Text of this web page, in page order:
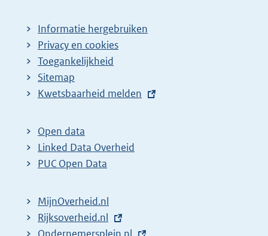
Informatie hergebruiken
Privacy en cookies
Toegankelijkheid
Sitemap
E
t
e
r
l
i
Kwetsbaarheid melden
Open data
Linked Data Overheid
PUC Open Data
MijnOverheid.nl
E
x
Rijksoverheid.nl
E
Ondernemersplein.nl